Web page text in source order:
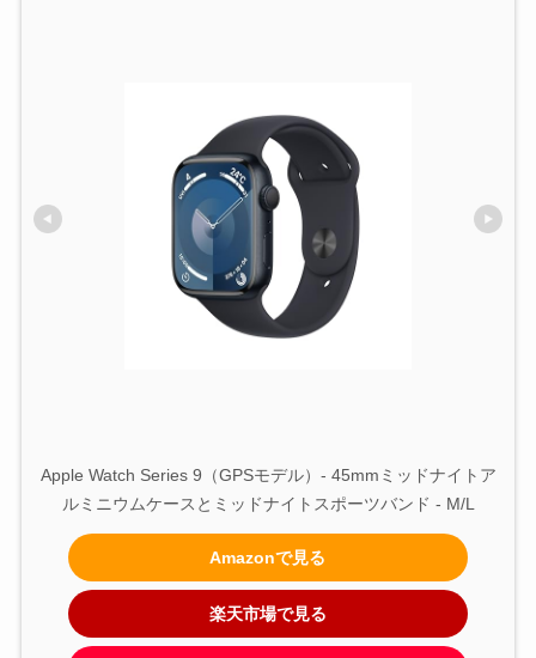
Apple Watch Series 9（GPSモデル）- 45mmミッドナイトア
ルミニウムケースとミッドナイトスポーツバンド - M/L
Amazonで見る
楽天市場で見る